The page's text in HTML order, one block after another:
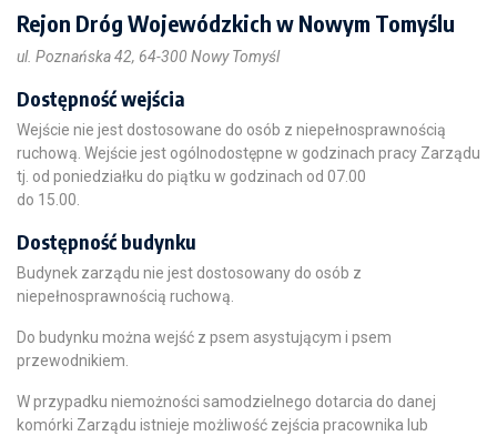
Rejon Dróg Wojewódzkich w Nowym Tomyślu
ul. Poznańska 42, 64-300 Nowy Tomyśl
Dostępność wejścia
Wejście nie jest dostosowane do osób z niepełnosprawnością
ruchową. Wejście jest ogólnodostępne w godzinach pracy Zarządu
tj. od poniedziałku do piątku w godzinach od 07.00
do 15.00.
Dostępność budynku
Budynek zarządu nie jest dostosowany do osób z
niepełnosprawnością ruchową.
Do budynku można wejść z psem asystującym i psem
przewodnikiem.
W przypadku niemożności samodzielnego dotarcia do danej
komórki Zarządu istnieje możliwość zejścia pracownika lub